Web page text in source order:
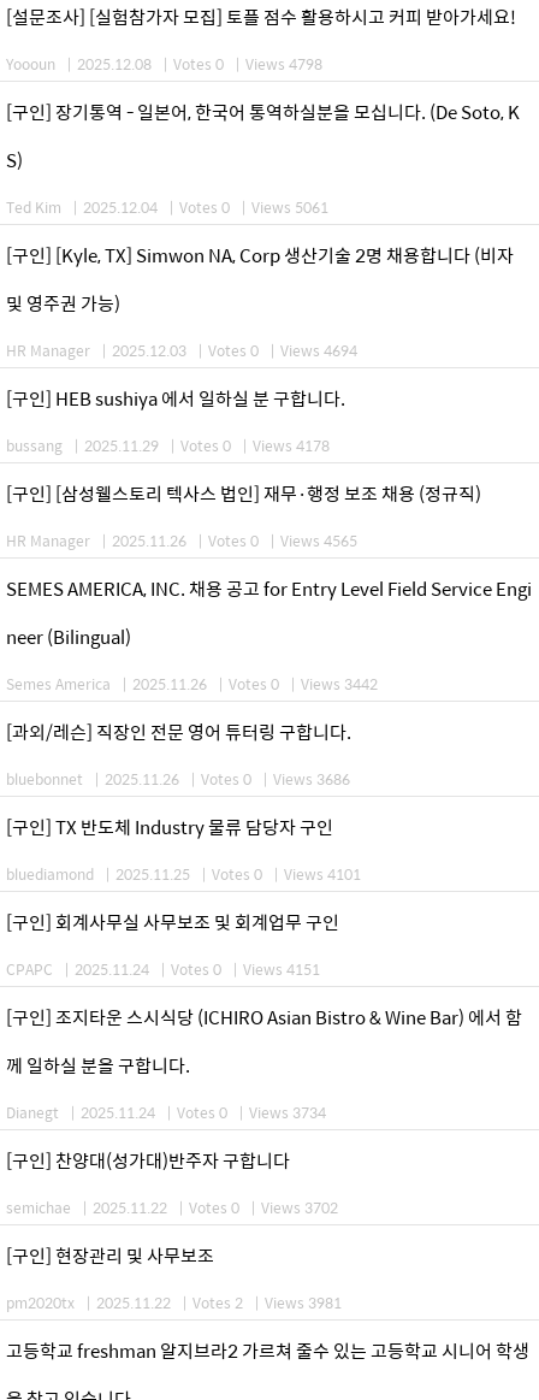
[설문조사] [실험참가자 모집] 토플 점수 활용하시고 커피 받아가세요!
Yoooun | 2025.12.08 | Votes 0 | Views 4798
[구인] 장기통역 - 일본어, 한국어 통역하실분을 모십니다. (De Soto, K
S)
Ted Kim | 2025.12.04 | Votes 0 | Views 5061
[구인] [Kyle, TX] Simwon NA, Corp 생산기술 2명 채용합니다 (비자
및 영주권 가능)
HR Manager | 2025.12.03 | Votes 0 | Views 4694
[구인] HEB sushiya 에서 일하실 분 구합니다.
bussang | 2025.11.29 | Votes 0 | Views 4178
[구인] [삼성웰스토리 텍사스 법인] 재무·행정 보조 채용 (정규직)
HR Manager | 2025.11.26 | Votes 0 | Views 4565
SEMES AMERICA, INC. 채용 공고 for Entry Level Field Service Engi
neer (Bilingual)
Semes America | 2025.11.26 | Votes 0 | Views 3442
[과외/레슨] 직장인 전문 영어 튜터링 구합니다.
bluebonnet | 2025.11.26 | Votes 0 | Views 3686
[구인] TX 반도체 Industry 물류 담당자 구인
bluediamond | 2025.11.25 | Votes 0 | Views 4101
[구인] 회계사무실 사무보조 및 회계업무 구인
CPAPC | 2025.11.24 | Votes 0 | Views 4151
[구인] 조지타운 스시식당 (ICHIRO Asian Bistro & Wine Bar) 에서 함
께 일하실 분을 구합니다.
Dianegt | 2025.11.24 | Votes 0 | Views 3734
[구인] 찬양대(성가대)반주자 구합니다
semichae | 2025.11.22 | Votes 0 | Views 3702
[구인] 현장관리 및 사무보조
pm2020tx | 2025.11.22 | Votes 2 | Views 3981
고등학교 freshman 알지브라2 가르쳐 줄수 있는 고등학교 시니어 학생